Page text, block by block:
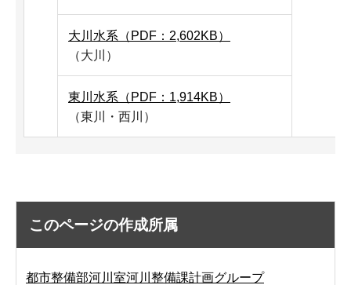
大川水系（PDF：2,602KB）
（大川）
東川水系（PDF：1,914KB）
（東川・西川）
このページの作成所属
都市整備部河川室河川整備課計画グループ